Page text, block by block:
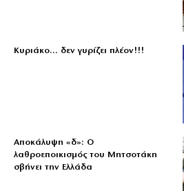
Κυριάκο… δεν γυρίζει πλέον!!!
Αποκάλυψη «δ»: Ο
λαθροεποικισμός του Μητσοτάκη
σβήνει την Ελλάδα